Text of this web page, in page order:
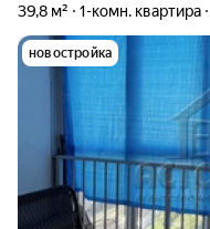
39,8 м² 1-комн. квартира
новостройка